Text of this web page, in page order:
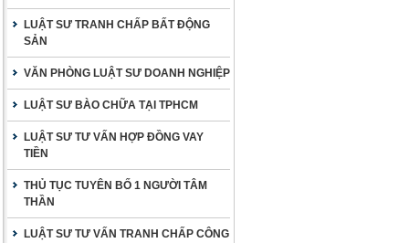
LUẬT SƯ TRANH CHẤP BẤT ĐỘNG
SẢN
VĂN PHÒNG LUẬT SƯ DOANH NGHIỆP
LUẬT SƯ BÀO CHỮA TẠI TPHCM
LUẬT SƯ TƯ VẤN HỢP ĐỒNG VAY
TIỀN
THỦ TỤC TUYÊN BỐ 1 NGƯỜI TÂM
THẦN
LUẬT SƯ TƯ VẤN TRANH CHẤP CÔNG